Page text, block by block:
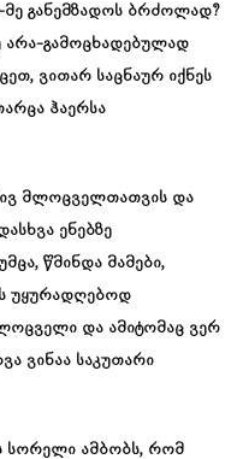
მე განემზადოს ბრძოლად?
არა-გამოცხადებულად
ვითარ საცნაურ იქნეს
ჰაერსა
მლოცველთათვის და
ენებზე
წმინდა მამები,
უყურადღებოდ
და ამიტომაც ვერ
ვინაა საკუთარი
სორელი ამბობს, რომ